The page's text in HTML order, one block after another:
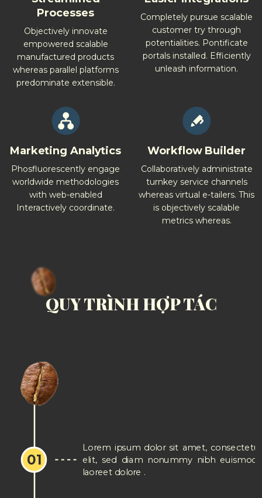
Processes
Objectively innovate
empowered scalable
manufactured products
whereas parallel platforms
predominate extensible.
Completely pursue scalable
customer try through
potentialities. Pontificate
portals installed. Efficiently
unleash information.
Marketing Analytics
Phosfluorescently engage
worldwide methodologies
with web-enabled
Interactively coordinate.
Workflow Builder
Collaboratively administrate
turnkey service channels
whereas virtual e-tailers. This
is objectively scalable
metrics whereas.
QUY TRÌNH HỢP TÁC
01
Lorem ipsum dolor sit amet,
elit, sed diam nonummy nibh
laoreet dolore .